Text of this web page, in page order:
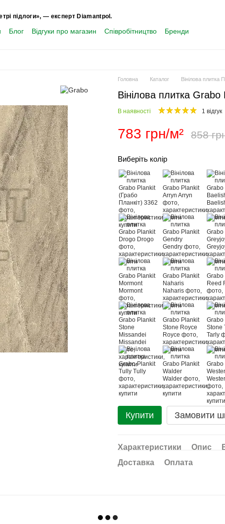
підлоги», — експерт Diamantpol.
Блог Відгуки про магазин Співробітництво
Бренди
Головна Каталог Вінілова плитка
Вінілова плитка
В наявності 1 відгук
783 грн/м² 858
Виберіть колір
Купити Замовити
Характеристики Опис
Доставка
Оплата